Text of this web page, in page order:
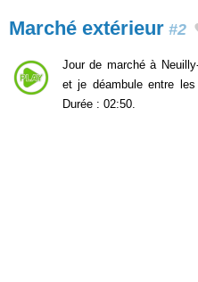
Marché extérieur #2
Jour de marché à
et je déambule entre les
Durée : 02:50.